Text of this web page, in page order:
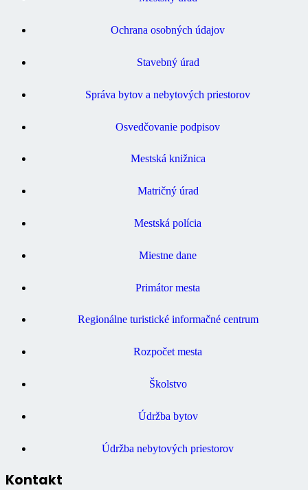
Ochrana osobných údajov
Stavebný úrad
Správa bytov a nebytových priestorov
Osvedčovanie podpisov
Mestská knižnica
Matričný úrad
Mestská polícia
Miestne dane
Primátor mesta
Regionálne turistické informačné centrum
Rozpočet mesta
Školstvo
Údržba bytov
Údržba nebytových priestorov
Kontakt